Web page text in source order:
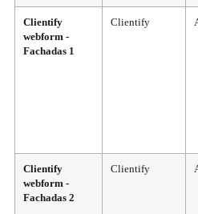
Clientify
webform -
Fachadas 1
Clientify
Clientify
webform -
Fachadas 2
Clientify